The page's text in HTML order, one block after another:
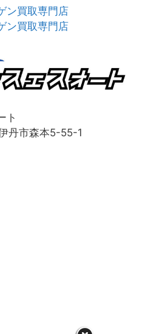
ン買取専門店
ン買取専門店
ト
丹市森本5-55-1
• Built withGeneratePress